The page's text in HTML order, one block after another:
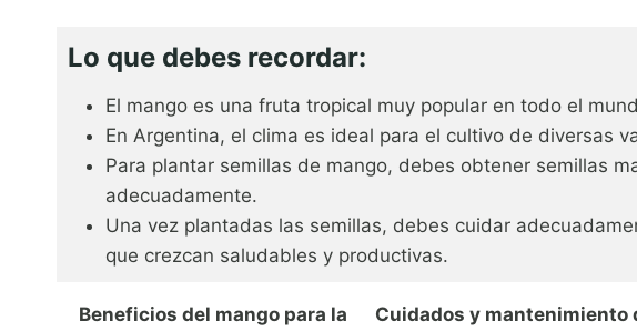
Lo que debes recordar:
El mango es una fruta tropical muy popular en todo el
En Argentina, el clima es ideal para el cultivo de diversas
Para plantar semillas de mango, debes obtener semillas
adecuadamente.
Una vez plantadas las semillas, debes cuidar
que crezcan saludables y productivas.
Beneficios del mango para la
Cuidados y mantenimiento